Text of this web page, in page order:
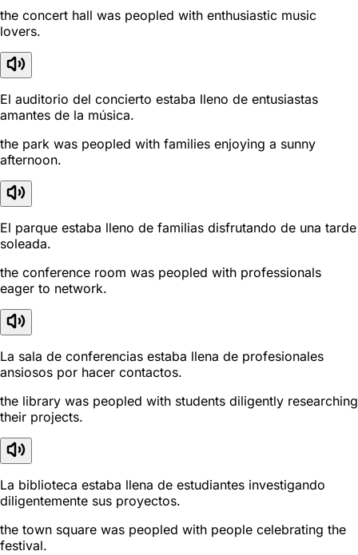
the concert hall was peopled with enthusiastic music
lovers.
El auditorio del concierto estaba lleno de entusiastas
amantes de la música.
the park was peopled with families enjoying a sunny
afternoon.
El parque estaba lleno de familias disfrutando de una tarde
soleada.
the conference room was peopled with professionals
eager to network.
La sala de conferencias estaba llena de profesionales
ansiosos por hacer contactos.
the library was peopled with students diligently researching
their projects.
La biblioteca estaba llena de estudiantes investigando
diligentemente sus proyectos.
the town square was peopled with people celebrating the
festival.